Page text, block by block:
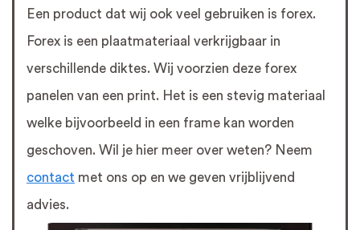
Een product dat wij ook veel gebruiken is forex.
Forex is een plaatmateriaal verkrijgbaar in
verschillende diktes. Wij voorzien deze forex
panelen van een print. Het is een stevig materiaal
welke bijvoorbeeld in een frame kan worden
geschoven. Wil je hier meer over weten? Neem
contact met ons op en we geven vrijblijvend
advies.